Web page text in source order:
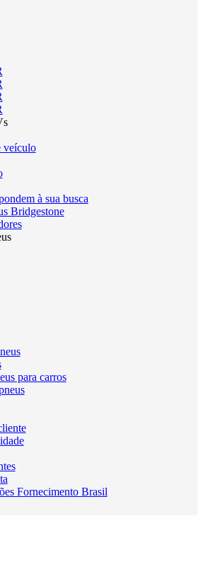
veículo
à sua busca
Bridgestone
para carros
Fornecimento Brasil